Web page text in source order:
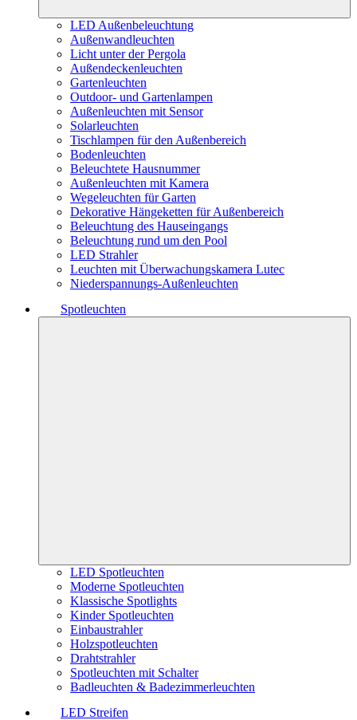
LED Außenbeleuchtung
Außenwandleuchten
Licht unter der Pergola
Außendeckenleuchten
Gartenleuchten
Outdoor- und Gartenlampen
Außenleuchten mit Sensor
Solarleuchten
Tischlampen für den Außenbereich
Bodenleuchten
Beleuchtete Hausnummer
Außenleuchten mit Kamera
Wegeleuchten für Garten
Dekorative Hängeketten für Außenbereich
Beleuchtung des Hauseingangs
Beleuchtung rund um den Pool
LED Strahler
Leuchten mit Überwachungskamera Lutec
Niederspannungs-Außenleuchten
Spotleuchten
LED Spotleuchten
Moderne Spotleuchten
Klassische Spotlights
Kinder Spotleuchten
Einbaustrahler
Holzspotleuchten
Drahtstrahler
Spotleuchten mit Schalter
Badleuchten & Badezimmerleuchten
LED Streifen